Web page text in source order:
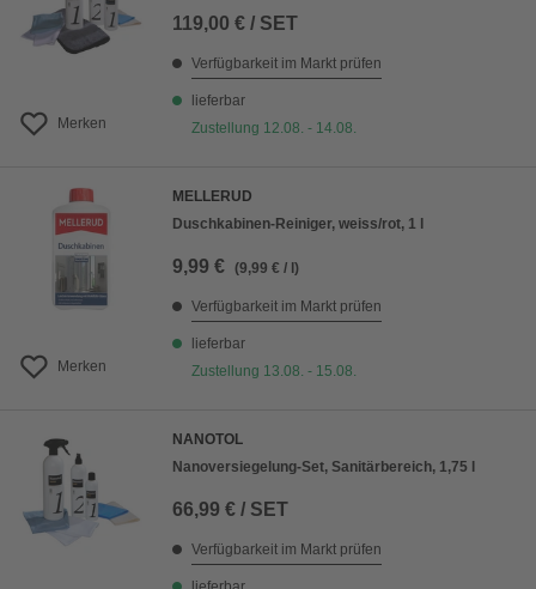
Merken
119,00 € / SET
Verfügbarkeit im Markt prüfen
lieferbar
Zustellung 12.08. - 14.08.
Merken
MELLERUD
Duschkabinen-Reiniger, weiss/rot, 1 l
9,99 € (9,99 € / l)
Verfügbarkeit im Markt prüfen
lieferbar
Zustellung 13.08. - 15.08.
NANOTOL
Nanoversiegelung-Set, Sanitärbereich, 1,75 l
66,99 € / SET
Verfügbarkeit im Markt prüfen